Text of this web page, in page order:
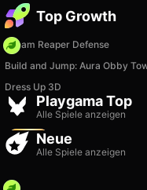
Top Growth
Dream Reaper Defense
Build and Jump: Aura Obby
Dress Up 3D
Playgama Top
Alle Spiele anzeigen
Match
5k
Neue
Alle Spiele anzeigen